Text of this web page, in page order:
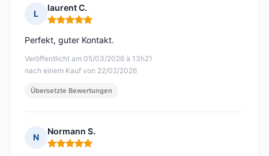
L
laurent C.
Hinweis: 5 von 5
Veröffentlicht am 05/03/2026 à 13h21
nach einem Kauf von 22/02/2026
Perfekt, guter Kontakt.
Übersetzte Bewertungen
N
Normann S.
Hinweis: 5 von 5